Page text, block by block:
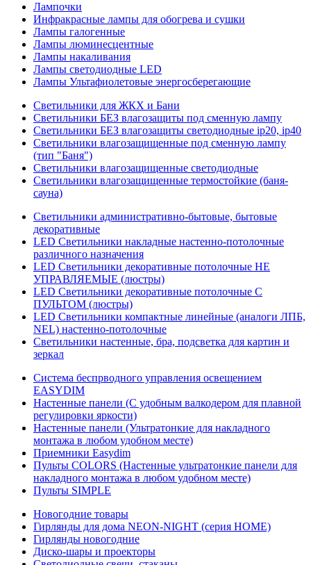
Лампочки
Инфракрасные лампы для обогрева и сушки
Лампы галогенные
Лампы люминесцентные
Лампы накаливания
Лампы светодиодные LED
Лампы Ультафиолетовые энергосберегающие
Светильники для ЖКХ и Бани
Светильники БЕЗ влагозащиты под сменную лампу
Светильники БЕЗ влагозащиты светодиодные ip20, ip40
Светильники влагозащищенные под сменную лампу
(тип "Баня")
Светильники влагозащищенные светодиодные
Светильники влагозащищенные термостойкие (баня-
сауна)
Светильники административно-бытовые, бытовые
декоративные
LED Cветильники накладные настенно-потолочные
различного назначения
LED Светильники декоративные потолочные НЕ
УПРАВЛЯЕМЫЕ (люстры)
LED Светильники декоративные потолочные С
ПУЛЬТОМ (люстры)
LED Светильники компактные линейные (аналоги ЛПБ,
NEL) настенно-потолочные
Светильники настенные, бра, подсветка для картин и
зеркал
Система беспрводного управления освещением
EASYDIM
Настенные панели (С удобным валкодером для плавной
регулировки яркости)
Настенные панели (Ультратонкие для накладного
монтажа в любом удобном месте)
Приемники Easydim
Пульты COLORS (Настенные ультратонкие панели для
накладного монтажа в любом удобном месте)
Пульты SIMPLE
Новогодние товары
Гирлянды для дома NEON-NIGHT (серия HOME)
Гирлянды новогодние
Диско-шары и проекторы